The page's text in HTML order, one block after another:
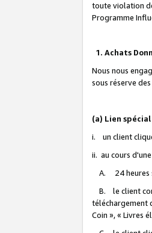
toute violation
Programme
1. Achats
Nous nous
sous réserve
(a) Lien
i. un client
ii. au cours
A. 24 heures
B. le client
téléchargement
Coin », « Livres